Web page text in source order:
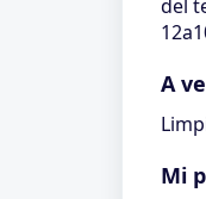
del
A
Mi